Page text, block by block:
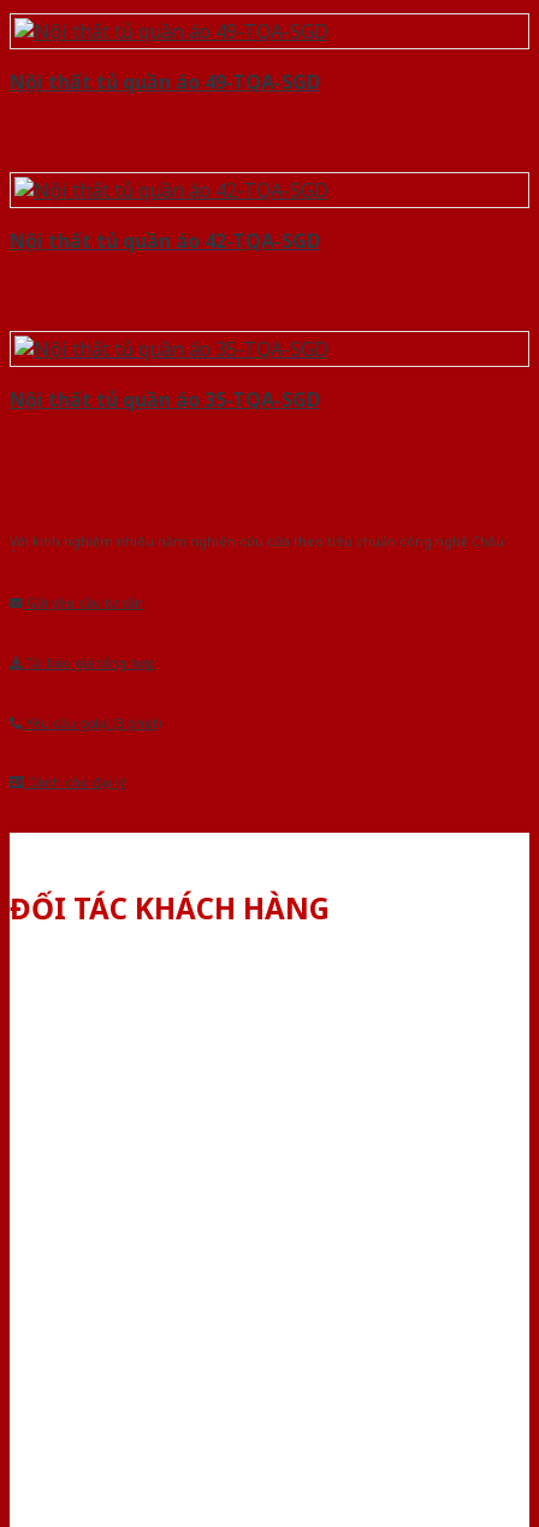
Nội thất tủ quần áo 49-TQA-SGD
Nội thất tủ quần áo 42-TQA-SGD
Nội thất tủ quần áo 35-TQA-SGD
Với kinh nghiệm nhiêu năm nghiên cứu cửa theo tiêu chuẩn công nghệ Châu
Gửi yêu cầu tư vấn
Tải báo giá tổng hợp
Yêu cầu gọi lại (3 phút)
Dành cho đại lý
ĐỐI TÁC KHÁCH HÀNG